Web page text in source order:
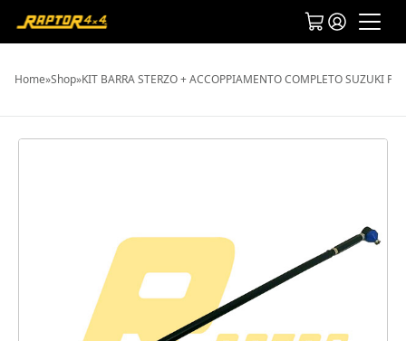
Home»Shop»KIT BARRA STERZO + ACCOPPIAMENTO COMPLETO SUZUKI